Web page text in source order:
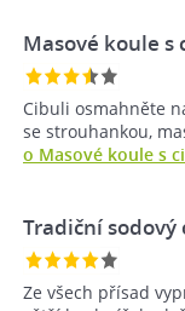
Masové koule s
Cibuli osmahněte
se strouhankou,
o Masové koule s
Tradiční sodový
Ze všech přísad